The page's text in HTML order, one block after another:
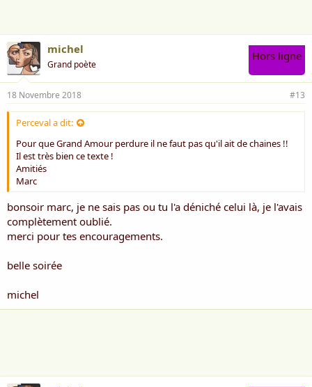
michel
Grand poète
Hors ligne
18 Novembre 2018 #13
Perceval a dit:
Pour que Grand Amour perdure il ne faut pas qu'il ait de chaines !!
Il est très bien ce texte !
Amitiés
Marc
bonsoir marc, je ne sais pas ou tu l'a déniché celui là, je l'avais
complètement oublié.
merci pour tes encouragements.
belle soirée
michel